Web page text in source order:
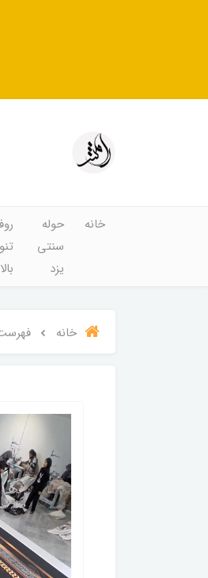
خانه
حوله
سنتی
یزد
بالا
خانه